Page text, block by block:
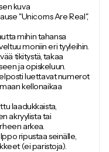
kuva
"Unicorns Are Real",
mihin tahansa
moniin eri tyyleihin.
tikitystä, takaa
ja opiskeluun.
luettavat numerot
kellonaikaa
laadukkaista,
akryylista tai
arkea.
ripustaa seinälle,
(ei paristoja).